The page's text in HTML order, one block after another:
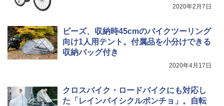
[キャンパーズコレクション 山善] 傘みたいに
広げるだけ パッとサッとテント キューブワ
イド ブラックコーティング フルクローズ メ
ッシュ 4人用 簡単設置 ポップアップテント P
熊撃退スプレー 熊よけスプレー 熊スプレー
秒）射程5～10m 安全ロック搭載 携帯収納袋
付き ヒグマ・イノシシ対策 自治体・教育機
関の購入実績 登山・キャンプ・アウトドア・
防災用品 長期保存可能 緊急時用 日本国内発
2020年2月7日
ビーズ、収納時45cmのバイクツーリング
向け1人用テント。付属品を小分けできる
収納バッグ付き
2020年4月17日
クロスバイク・ロードバイクにも対応し
た「レインバイシクルポンチョ」。自転